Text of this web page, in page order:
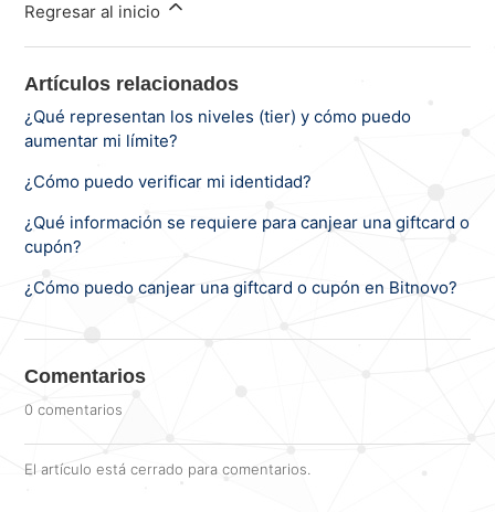
Regresar al inicio
Artículos relacionados
¿Qué representan los niveles (tier) y cómo puedo
aumentar mi límite?
¿Cómo puedo verificar mi identidad?
¿Qué información se requiere para canjear una giftcard o
cupón?
¿Cómo puedo canjear una giftcard o cupón en Bitnovo?
Comentarios
0 comentarios
El artículo está cerrado para comentarios.